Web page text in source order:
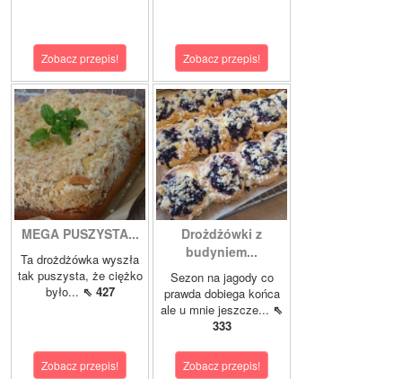
Zobacz przepis! Zobacz przepis!
MEGA PUSZYSTA...
Ta drożdżówka wyszła
tak puszysta, że ciężko
było... ⇖ 427
Zobacz przepis!
Drożdżówki z
budyniem...
Sezon na jagody co
prawda dobiega końca
ale u mnie jeszcze... ⇖
333
Zobacz przepis!